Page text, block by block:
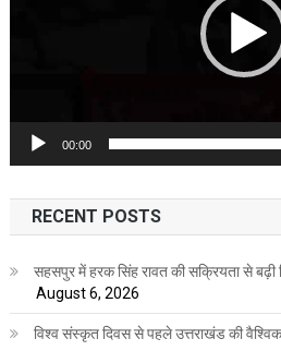
00:00
RECENT POSTS
सहसपुर में हरक सिंह रावत की सक्रियता से बढ़ी
August 6, 2026
विश्व संस्कृत दिवस से पहले उत्तराखंड की